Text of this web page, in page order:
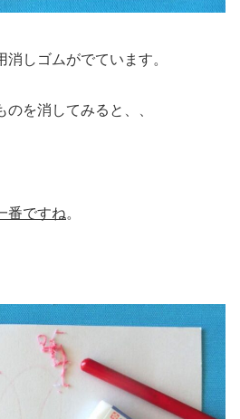
しゴムがでています。
を消してみると、、
番ですね。